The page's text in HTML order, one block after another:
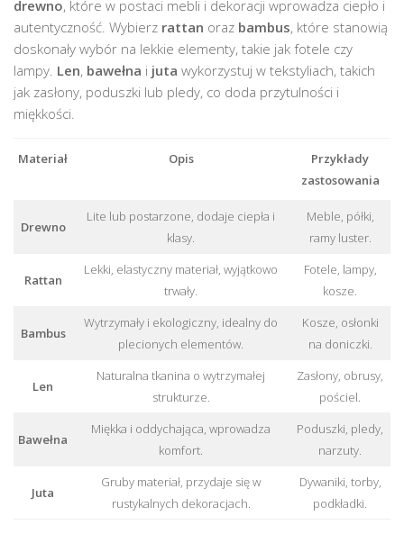
drewno, które w postaci mebli i dekoracji wprowadza ciepło i
autentyczność. Wybierz rattan oraz bambus, które stanowią
doskonały wybór na lekkie elementy, takie jak fotele czy
lampy. Len, bawełna i juta wykorzystuj w tekstyliach, takich
jak zasłony, poduszki lub pledy, co doda przytulności i
miękkości.
Materiał Opis
Przykłady
zastosowania
Drewno
Lite lub postarzone, dodaje ciepła i
klasy.
Meble, półki,
ramy luster.
Rattan
Lekki, elastyczny materiał, wyjątkowo
trwały.
Fotele, lampy,
kosze.
Bambus
Wytrzymały i ekologiczny, idealny do
plecionych elementów.
Kosze, osłonki
na doniczki.
Len
Naturalna tkanina o wytrzymałej
strukturze.
Zasłony, obrusy,
pościel.
Bawełna
Miękka i oddychająca, wprowadza
komfort.
Poduszki, pledy,
narzuty.
Juta
Gruby materiał, przydaje się w
rustykalnych dekoracjach.
Dywaniki, torby,
podkładki.